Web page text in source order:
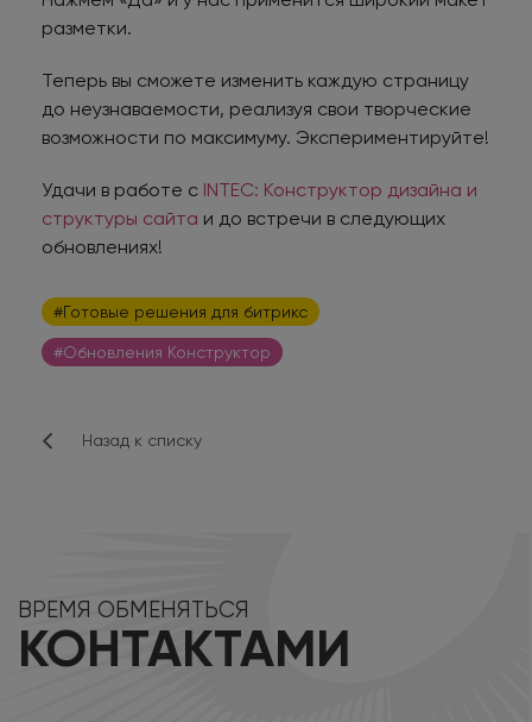
разметки.
Теперь вы сможете изменить каждую страницу
до неузнаваемости, реализуя свои творческие
возможности по максимуму. Экспериментируйте!
Удачи в работе с INTEC: Конструктор дизайна и
структуры сайта и до встречи в следующих
обновлениях!
#Готовые решения для битрикс
#Обновления Конструктор
Назад к списку
ВРЕМЯ ОБМЕНЯТЬСЯ
КОНТАКТАМИ